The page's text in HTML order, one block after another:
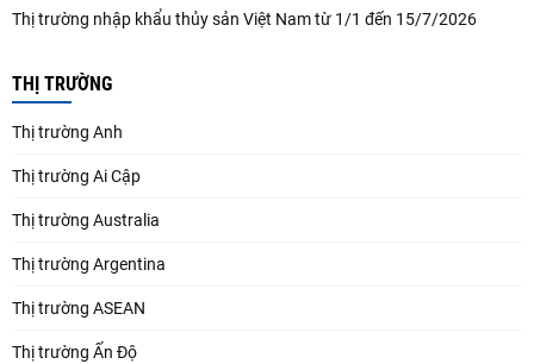
Thị trường nhập khẩu thủy sản Việt Nam từ 1/1 đến 15/7/2026
THỊ TRƯỜNG
Thị trường Anh
Thị trường Ai Cập
Thị trường Australia
Thị trường Argentina
Thị trường ASEAN
Thị trường Ấn Độ